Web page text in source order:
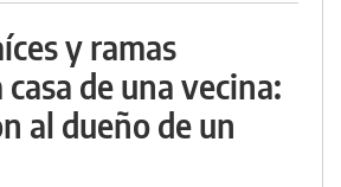
y ramas
de una vecina:
al dueño de un